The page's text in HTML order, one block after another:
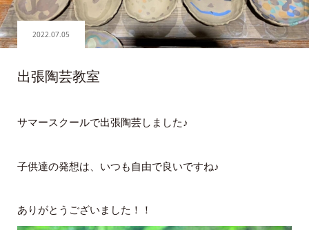
2022.07.05
出張陶芸教室
サマースクールで出張陶芸しました♪
子供達の発想は、いつも自由で良いですね♪
ありがとうございました！！